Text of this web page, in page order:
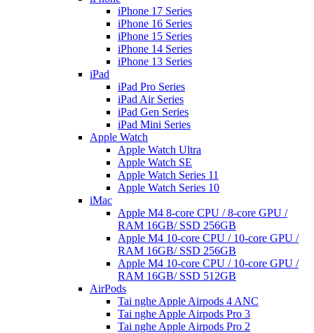
iPhone 17 Series
iPhone 16 Series
iPhone 15 Series
iPhone 14 Series
iPhone 13 Series
iPad
iPad Pro Series
iPad Air Series
iPad Gen Series
iPad Mini Series
Apple Watch
Apple Watch Ultra
Apple Watch SE
Apple Watch Series 11
Apple Watch Series 10
iMac
Apple M4 8-core CPU / 8-core GPU /
RAM 16GB/ SSD 256GB
Apple M4 10-core CPU / 10-core GPU /
RAM 16GB/ SSD 256GB
Apple M4 10-core CPU / 10-core GPU /
RAM 16GB/ SSD 512GB
AirPods
Tai nghe Apple Airpods 4 ANC
Tai nghe Apple Airpods Pro 3
Tai nghe Apple Airpods Pro 2